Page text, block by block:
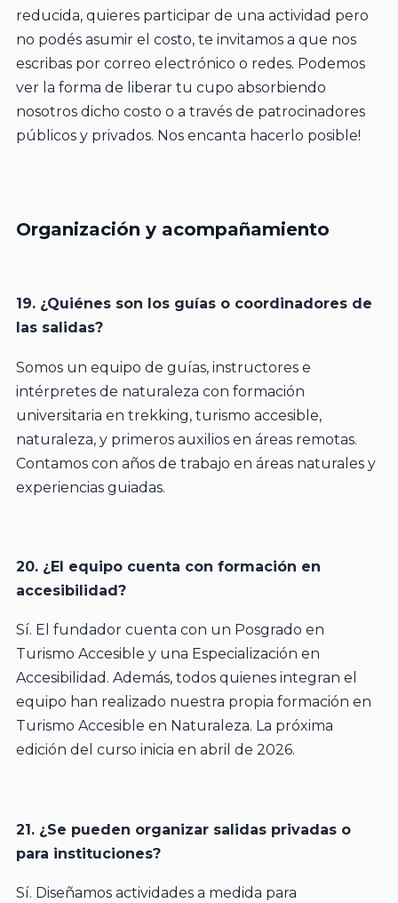
reducida, quieres participar de una actividad pero
no podés asumir el costo, te invitamos a que nos
escribas por correo electrónico o redes. Podemos
ver la forma de liberar tu cupo absorbiendo
nosotros dicho costo o a través de patrocinadores
públicos y privados. Nos encanta hacerlo posible!
Organización y acompañamiento
19. ¿Quiénes son los guías o coordinadores de
las salidas?
Somos un equipo de guías, instructores e
intérpretes de naturaleza con formación
universitaria en trekking, turismo accesible,
naturaleza, y primeros auxilios en áreas remotas.
Contamos con años de trabajo en áreas naturales y
experiencias guiadas.
20. ¿El equipo cuenta con formación en
accesibilidad?
Sí. El fundador cuenta con un Posgrado en
Turismo Accesible y una Especialización en
Accesibilidad. Además, todos quienes integran el
equipo han realizado nuestra propia formación en
Turismo Accesible en Naturaleza. La próxima
edición del curso inicia en abril de 2026.
21. ¿Se pueden organizar salidas privadas o
para instituciones?
Sí. Diseñamos actividades a medida para